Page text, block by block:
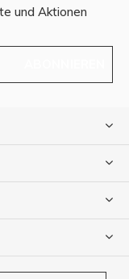
und Aktionen